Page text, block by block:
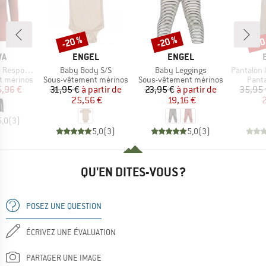
L/S Tee
mérinos
réduit
€
(3)
MARQUE
ENGEL
Article
Baby Body S/S
Product group
Sous-vêtement mérinos
Prix
31,95 € Prix réduit
à partir de
25,56 €
5,0(3)
Remise
-20 %
MARQUE
ENGEL
Article
Baby Leggings
Product group
Sous-vêtement mérinos
Prix
23,95 € Prix réduit
à partir de
19,16 €
5,0(3)
Remise
-20 %
Article
Pantalon long
35,95
-
QU'EN DITES-VOUS ?
POSEZ UNE QUESTION
ÉCRIVEZ UNE ÉVALUATION
PARTAGER UNE IMAGE